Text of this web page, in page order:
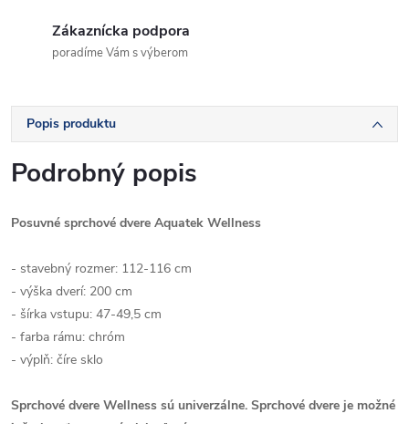
Zákaznícka podpora
poradíme Vám s výberom
Popis produktu
Podrobný popis
Posuvné sprchové dvere Aquatek Wellness
- stavebný rozmer: 112-116 cm
- výška dverí: 200 cm
- šírka vstupu: 47-49,5 cm
- farba rámu: chróm
- výplň: číre sklo
Sprchové dvere Wellness sú univerzálne. Sprchové dvere je možné